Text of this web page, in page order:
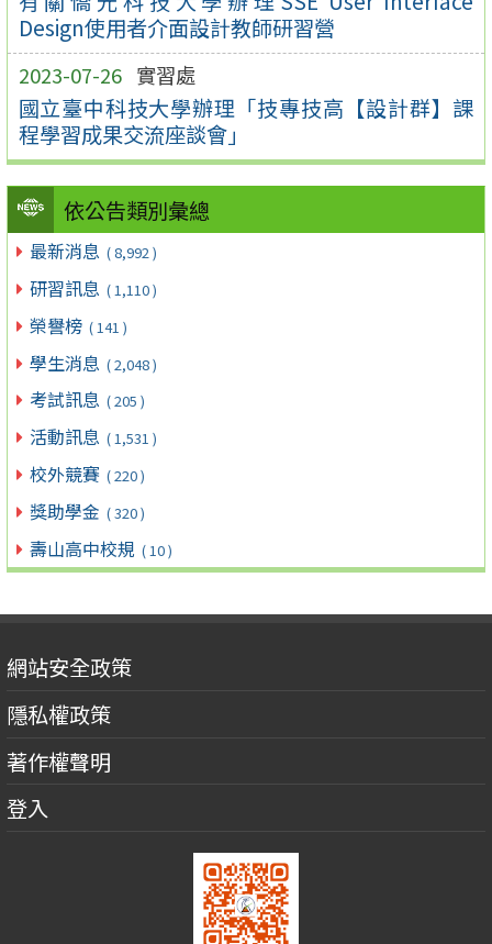
Design使用者介面設計教師研習營
2023-07-26 實習處
國立臺中科技大學辦理「技專技高【設計群】課
程學習成果交流座談會」
依公告類別彙總
最新消息 ( 8,992 )
研習訊息 ( 1,110 )
榮譽榜 ( 141 )
學生消息 ( 2,048 )
考試訊息 ( 205 )
活動訊息 ( 1,531 )
校外競賽 ( 220 )
獎助學金 ( 320 )
壽山高中校規 ( 10 )
網站安全政策
隱私權政策
著作權聲明
登入